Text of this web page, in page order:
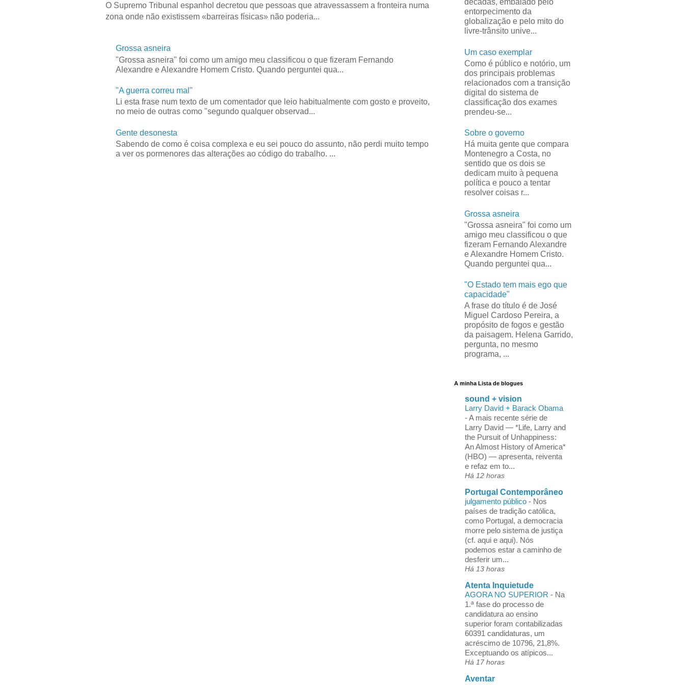
O Supremo Tribunal espanhol decretou que pessoas que atravessassem a fronteira numa
zona onde não existissem «barreiras físicas» não poderia...
Grossa asneira
"Grossa asneira" foi como um amigo meu classificou o que fizeram Fernando
Alexandre e Alexandre Homem Cristo. Quando perguntei qua...
"A guerra correu mal"
Li esta frase num texto de um comentador que leio habitualmente com gosto e proveito,
no meio de outras como "segundo qualquer observad...
Gente desonesta
Sabendo de como é coisa complexa e eu sei pouco do assunto, não perdi muito tempo
a ver os pormenores das alterações ao código do trabalho. ...
décadas, embalado pelo
entorpecimento da
globalização e pelo mito do
livre-trânsito unive...
Um caso exemplar
Como é público e notório, um
dos principais problemas
relacionados com a transição
digital do sistema de
classificação dos exames
prendeu-se...
Sobre o governo
Há muita gente que compara
Montenegro a Costa, no
sentido que os dois se
dedicam muito à pequena
política e pouco a tentar
resolver coisas r...
Grossa asneira
"Grossa asneira" foi como um
amigo meu classificou o que
fizeram Fernando Alexandre
e Alexandre Homem Cristo.
Quando perguntei qua...
"O Estado tem mais ego que
capacidade"
A frase do título é de José
Miguel Cardoso Pereira, a
propósito de fogos e gestão
da paisagem. Helena Garrido,
pergunta, no mesmo
programa, ...
A minha Lista de blogues
sound + vision
Larry David + Barack Obama
-A mais recente série de
Larry David — *Life, Larry and
the Pursuit of Unhappiness:
An Almost History of America*
(HBO) — apresenta, reiventa
e refaz em to...
Há 12 horas
Portugal Contemporâneo
julgamento público - Nos
países de tradição católica,
como Portugal, a democracia
morre pelo sistema de justiça
(cf. aqui e aqui). Nós
podemos estar a caminho de
desferir um...
Há 13 horas
Atenta Inquietude
AGORA NO SUPERIOR - Na
1.ª fase do processo de
candidatura ao ensino
superior foram contabilizadas
60391 candidaturas, um
acréscimo de 10796, 21,8%.
Exceptuando os atípicos...
Há 17 horas
Aventar